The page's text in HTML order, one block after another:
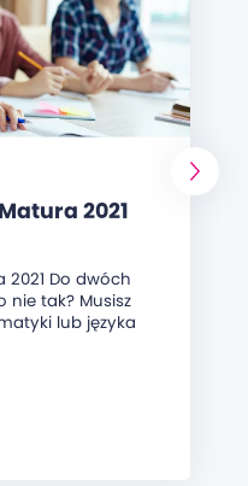
2021
Do dwóch
nie tak? Musisz
lub języka